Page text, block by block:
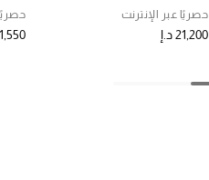
حصريًا عبر الإنترنت
21,200 د.إ 11,550